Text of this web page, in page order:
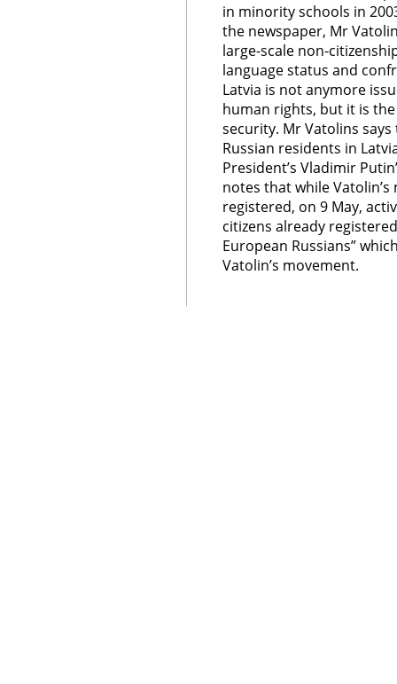
in minority schools in
the newspaper, Mr
large-scale non-
language status and
Latvia is not anymore
human rights, but it is
security. Mr Vatolins
Russian residents in
President’s Vladimir
notes that while
registered, on 9 May,
citizens already
European Russians”
Vatolin’s movement.